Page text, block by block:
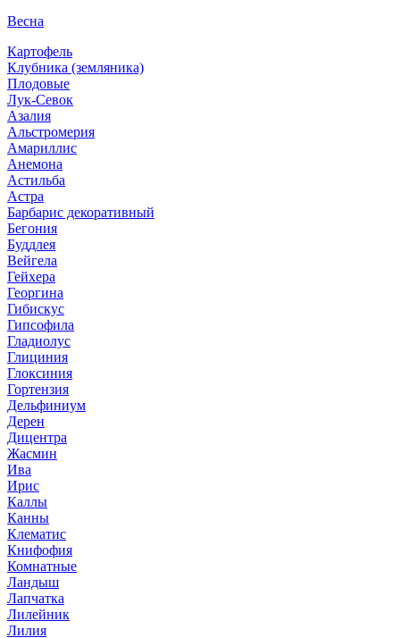
Весна
Картофель
Клубника (земляника)
Плодовые
Лук-Севок
Азалия
Альстромерия
Амариллис
Анемона
Астильба
Астра
Барбарис декоративный
Бегония
Буддлея
Вейгела
Гейхера
Георгина
Гибискус
Гипсофила
Гладиолус
Глициния
Глоксиния
Гортензия
Дельфиниум
Дерен
Дицентра
Жасмин
Ива
Ирис
Каллы
Канны
Клематис
Книфофия
Комнатные
Ландыш
Лапчатка
Лилейник
Лилия